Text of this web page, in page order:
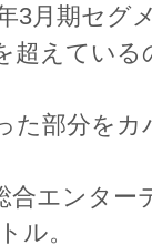
3月期セグ
超えてい
た部分を
合エンタ
ル。